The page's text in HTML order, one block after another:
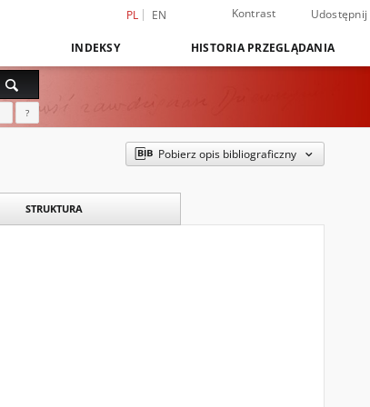
PL EN Kontrast Udostępnij
INDEKSY HISTORIA PRZEGLĄDANIA
?
Pobierz opis bibliograficzny
STRUKTURA